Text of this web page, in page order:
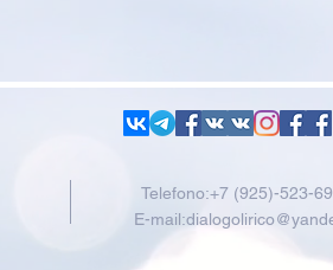
Telefono:+7 (925)-523-
E-mail: